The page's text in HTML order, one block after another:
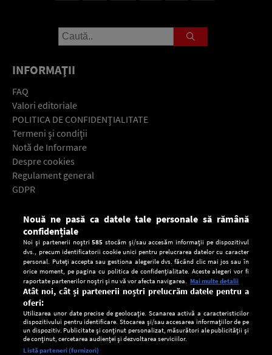
INFORMAŢII
FAQ
Valori editoriale
POLITICA DE CONFIDENŢIALITATE
Termeni şi condiţii
Notă de Informare
Despre cookies
Regulament general
GDPR
Descarcă gratuit aplicaţia Europa FM pentru smartphone:
Setări:
Nouă ne pasă ca datele tale personale să rămână
confidențiale
Noi și partenerii noștri585 stocăm și/sau accesăm informații pe dispozitivul
dvs., precum identificatorii cookie unici pentru prelucrarea datelor cu caracter
personal. Puteți accepta sau gestiona alegerile dvs. făcând clic mai jos sau în
orice moment, pe pagina cu politica de confidențialitate. Aceste alegeri vor fi
raportate partenerilor noștri și nu vă vor afecta navigarea. Mai multe detalii
Atât noi, cât și partenerii noștri prelucrăm datele pentru a
oferi:
Utilizarea unor date precise de geolocație. Scanarea activă a caracteristicilor
dispozitivului pentru identificare. Stocarea și/sau accesarea informațiilor de pe
un dispozitiv. Publicitate și conținut personalizat, măsurători ale publicității și
de conținut, cercetarea audienței și dezvoltarea serviciilor.
Listă parteneri (furnizori)